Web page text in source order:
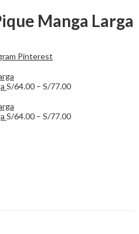
Manga Larga
Pinterest
S/64.00 – S/77.00Price
through
S/64.00 – S/77.00Price